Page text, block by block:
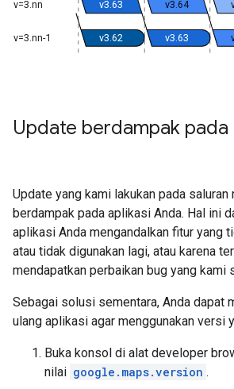
v=3.nn
v=3.nn-1 v3.62
v3.63
v3.63
v3.64
Update berdampak pada
Update yang kami lakukan pada
berdampak pada aplikasi Anda. Hal ini
aplikasi Anda mengandalkan fitur yang
atau tidak digunakan lagi, atau karena
mendapatkan perbaikan bug yang kami
Sebagai solusi sementara, Anda dapat
ulang aplikasi agar menggunakan versi
Buka konsol di alat developer
nilai google.maps.version .